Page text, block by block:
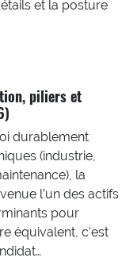
et la posture
piliers et
durablement
(industrie,
la
l’un des actifs
pour
équivalent, c’est